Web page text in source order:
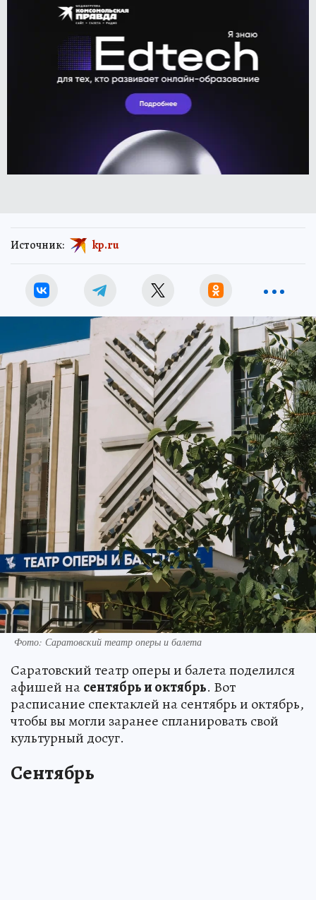
Источник: kp.ru
Фото: Саратовский театр оперы и балета
Саратовский театр оперы и балета поделился
афишей насентябрь и октябрь. Вот
расписание спектаклей на сентябрь и октябрь,
чтобы вы могли заранее спланировать свой
культурный досуг.
Сентябрь